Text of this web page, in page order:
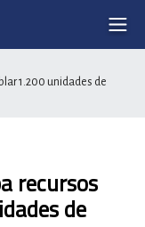
1.200 unidades de
recursos
de